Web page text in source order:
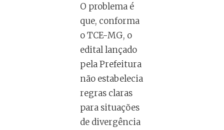
O problema é
que, conforma
o TCE-MG, o
edital lançado
pela Prefeitura
não estabelecia
regras claras
para situações
de divergência